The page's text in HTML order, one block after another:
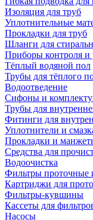
Изоляция для труб
Уплотнительные
Прокладки для труб
Шланги для
Приборы контроля и
Тёплый водяной пол
Трубы для тёплого
Водоотведение
Сифоны и
Трубы для
Фитинги для
Уплотнители и
Прокладки и
Средства для
Водоочистка
Фильтры проточные
Картриджи для
Фильтры-кувшины
Кассеты для
Насосы